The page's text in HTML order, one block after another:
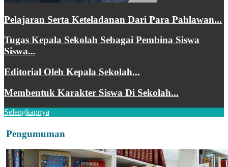
Pelajaran Serta Keteladanan Dari Para Pahlawan...
Tugas Kepala Sekolah Sebagai Pembina Siswa
Siswa...
Editorial Oleh Kepala Sekolah...
Membentuk Karakter Siswa Di Sekolah...
Selengkapnya
Pengumuman